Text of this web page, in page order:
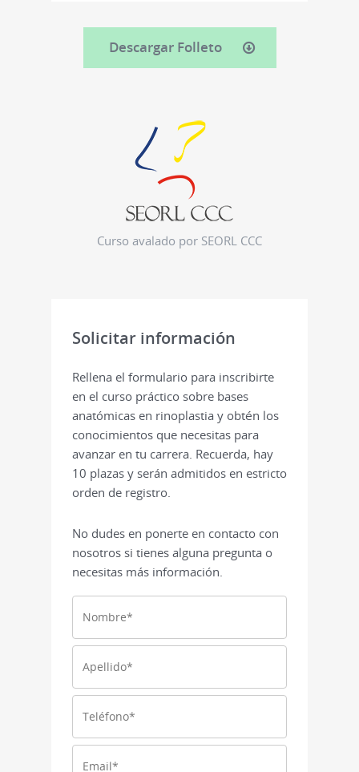
Descargar Folleto
Curso avalado por SEORL CCC
Solicitar información
Rellena el formulario para inscribirte
en el curso práctico sobre bases
anatómicas en rinoplastia y obtén los
conocimientos que necesitas para
avanzar en tu carrera. Recuerda, hay
10 plazas y serán admitidos en estricto
orden de registro.
No dudes en ponerte en contacto con
nosotros si tienes alguna pregunta o
necesitas más información.